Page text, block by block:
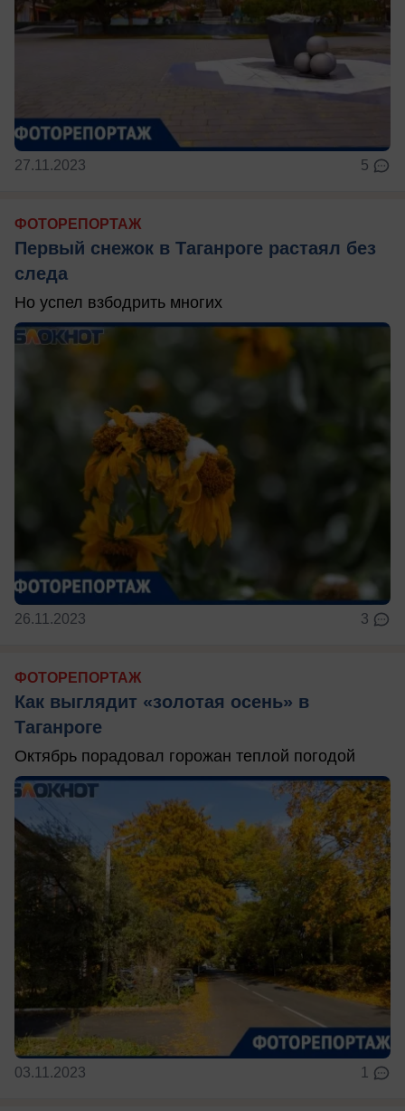
27.11.2023 5
ФОТОРЕПОРТАЖ
Первый снежок в Таганроге растаял без
следа
Но успел взбодрить многих
26.11.2023 3
ФОТОРЕПОРТАЖ
Как выглядит «золотая осень» в
Таганроге
Октябрь порадовал горожан теплой погодой
03.11.2023 1